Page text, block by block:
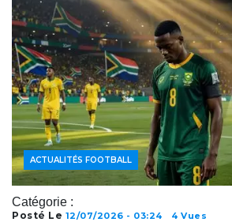
Catégorie :
ACTUALITÉS FOOTBALL
Posté Le 12/07/2026 - 03:24 4 Vues